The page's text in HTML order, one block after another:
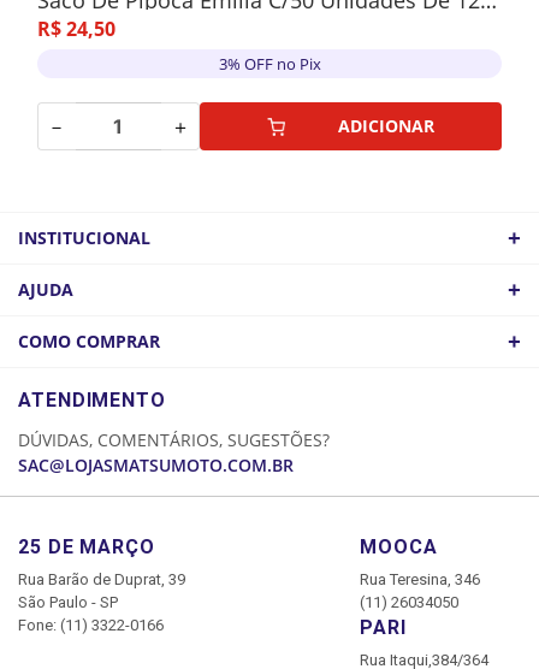
R$24,50
3% OFF no Pix
－ ＋ ADICIONAR
INSTITUCIONAL +
COMO CHEGAR
AJUDA +
COMO COMPRAR +
CADASTRE-SE
MINHA CONTA
MEUS PEDIDOS
ATENDIMENTO
DÚVIDAS, COMENTÁRIOS, SUGESTÕES?
SAC@LOJASMATSUMOTO.COM.BR
25 DE MARÇO
Rua Barão de Duprat, 39
São Paulo - SP
Fone: (11) 3322-0166
MOOCA
Rua Teresina, 346
(11) 26034050
PARI
Rua Itaqui,384/364